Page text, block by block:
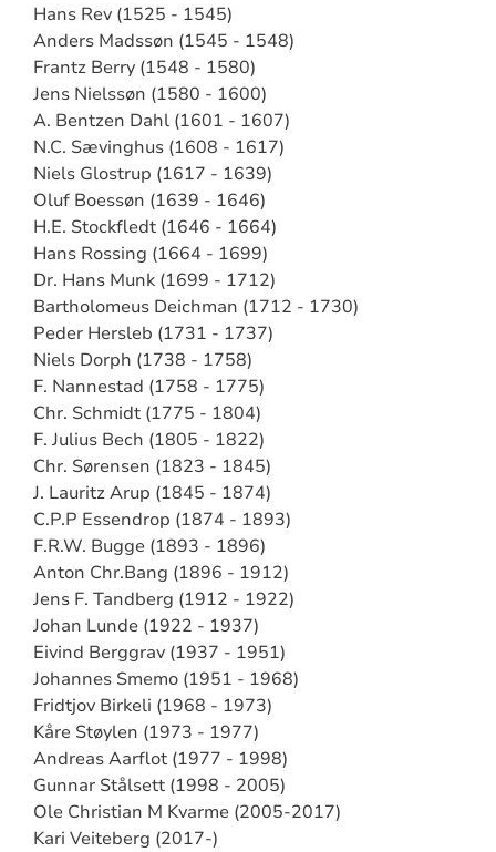
Hans Rev (1525 - 1545)
Anders Madssøn (1545 - 1548)
Frantz Berry (1548 - 1580)
Jens Nielssøn (1580 - 1600)
A. Bentzen Dahl (1601 - 1607)
N.C. Sævinghus (1608 - 1617)
Niels Glostrup (1617 - 1639)
Oluf Boessøn (1639 - 1646)
H.E. Stockfledt (1646 - 1664)
Hans Rossing (1664 - 1699)
Dr. Hans Munk (1699 - 1712)
Bartholomeus Deichman (1712 - 1730)
Peder Hersleb (1731 - 1737)
Niels Dorph (1738 - 1758)
F. Nannestad (1758 - 1775)
Chr. Schmidt (1775 - 1804)
F. Julius Bech (1805 - 1822)
Chr. Sørensen (1823 - 1845)
J. Lauritz Arup (1845 - 1874)
C.P.P Essendrop (1874 - 1893)
F.R.W. Bugge (1893 - 1896)
Anton Chr.Bang (1896 - 1912)
Jens F. Tandberg (1912 - 1922)
Johan Lunde (1922 - 1937)
Eivind Berggrav (1937 - 1951)
Johannes Smemo (1951 - 1968)
Fridtjov Birkeli (1968 - 1973)
Kåre Støylen (1973 - 1977)
Andreas Aarflot (1977 - 1998)
Gunnar Stålsett (1998 - 2005)
Ole Christian M Kvarme (2005-2017)
Kari Veiteberg (2017-)